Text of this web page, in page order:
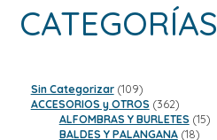
CATEGORÍAS
Sin Categorizar 109109
productos
ACCESORIOS y OTROS 362362
productos
ALFOMBRAS Y BURLETES 1515
BALDES Y PALANGANA 1818